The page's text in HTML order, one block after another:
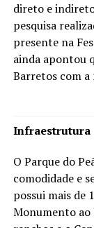
direto e
pesquisa
presente na
ainda apontou
Barretos com a
Infraestrutura
O Parque do
comodidade e
possui mais de
Monumento ao